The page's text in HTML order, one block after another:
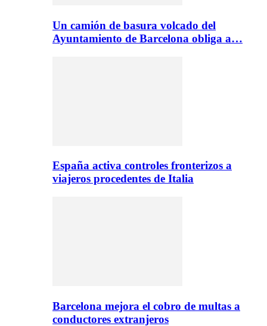
Un camión de basura volcado del
Ayuntamiento de Barcelona obliga a…
España activa controles fronterizos a
viajeros procedentes de Italia
Barcelona mejora el cobro de multas a
conductores extranjeros